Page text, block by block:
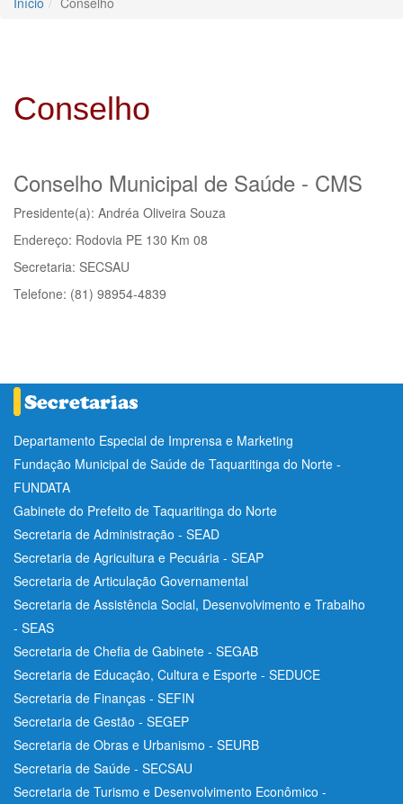
Conselho
Conselho Municipal de Saúde - CMS
Presidente(a): Andréa Oliveira Souza
Endereço: Rodovia PE 130 Km 08
Secretaria: SECSAU
Telefone: (81) 98954-4839
Departamento Especial de Imprensa e Marketing
Fundação Municipal de Saúde de Taquaritinga do Norte -
FUNDATA
Gabinete do Prefeito de Taquaritinga do Norte
Secretaria de Administração - SEAD
Secretaria de Agricultura e Pecuária - SEAP
Secretaria de Articulação Governamental
Secretaria de Assistência Social, Desenvolvimento e Trabalho
- SEAS
Secretaria de Chefia de Gabinete - SEGAB
Secretaria de Educação, Cultura e Esporte - SEDUCE
Secretaria de Finanças - SEFIN
Secretaria de Gestão - SEGEP
Secretaria de Obras e Urbanismo - SEURB
Secretaria de Saúde - SECSAU
Secretaria de Turismo e Desenvolvimento Econômico -